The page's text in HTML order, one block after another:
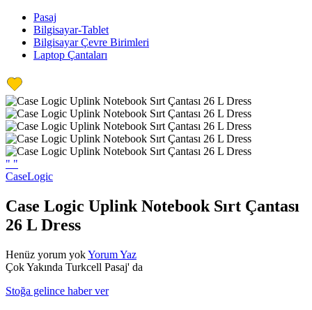
Pasaj
Bilgisayar-Tablet
Bilgisayar Çevre Birimleri
Laptop Çantaları
" "
CaseLogic
Case Logic Uplink Notebook Sırt Çantası
26 L Dress
Henüz yorum yokYorum Yaz
Çok Yakında Turkcell Pasaj' da
Stoğa gelince haber ver